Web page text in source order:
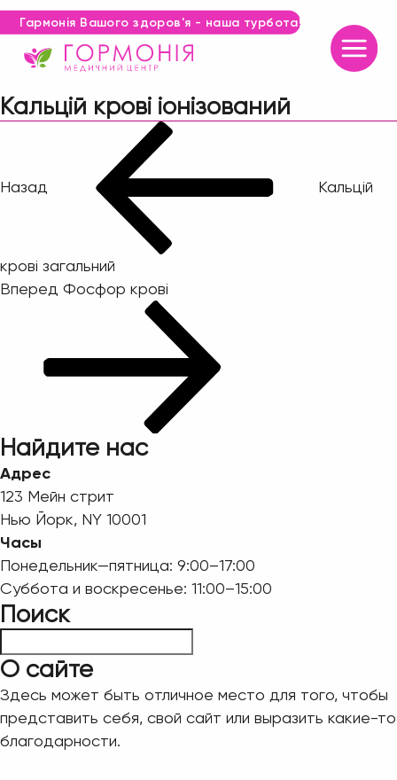
Гармонія Вашого здоров'я - наша турбота!
Кальцій крові іонізований
Назад
Кальцій
крові загальний
Наступний
Вперед Фосфор крові
Найдите нас
Адрес
123 Мейн стрит
Нью Йорк, NY 10001
Часы
Понедельник—пятница: 9:00–17:00
Суббота и воскресенье: 11:00–15:00
Поиск
О сайте
Здесь может быть отличное место для того, чтобы
представить себя, свой сайт или выразить какие-то
благодарности.